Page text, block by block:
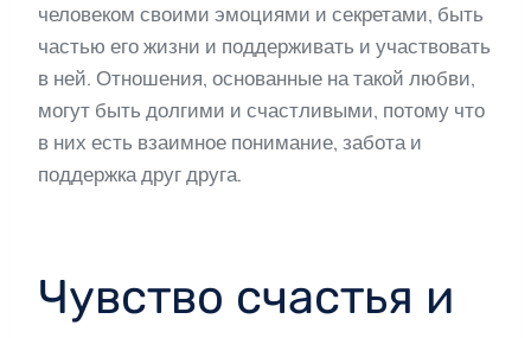
человеком своими эмоциями и секретами, быть
частью его жизни и поддерживать и участвовать
в ней. Отношения, основанные на такой любви,
могут быть долгими и счастливыми, потому что
в них есть взаимное понимание, забота и
поддержка друг друга.
Чувство счастья и